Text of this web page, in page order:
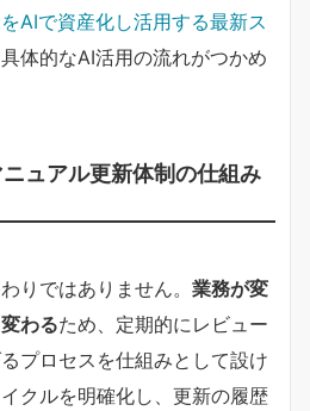
AIで資産化し活用する最新ス
体的なAI活用の流れがつかめ
ュアル更新体制の仕組み
りではありません。 業務が変
わるため、定期的にレビュー
プロセスを仕組みとして設け
クルを明確化し、更新の履歴